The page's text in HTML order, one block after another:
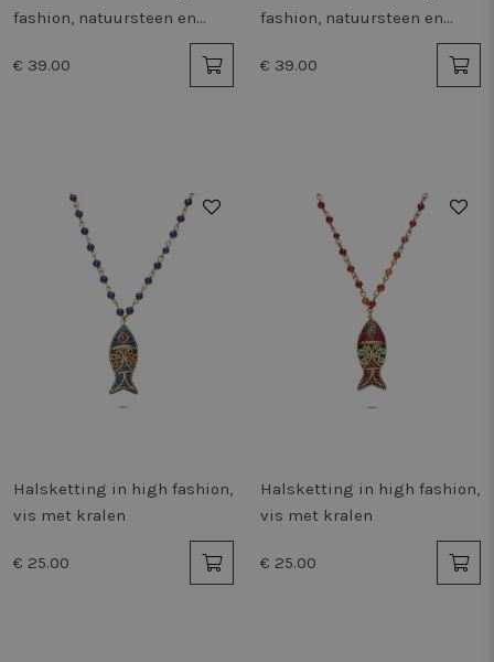
fashion, natuursteen en
€ 39.00
fashion, natuursteen en
€ 39.00
Halsketting in high fashion,
vis met kralen
€ 25.00
Halsketting in high fashion,
vis met kralen
€ 25.00